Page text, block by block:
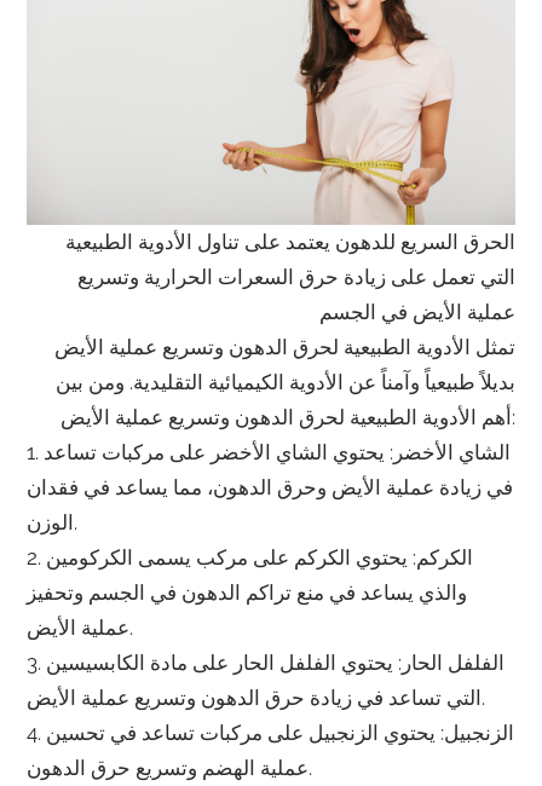
الحرق السريع للدهون يعتمد على تناول الأدوية الطبيعية
التي تعمل على زيادة حرق السعرات الحرارية وتسريع
عملية الأيض في الجسم
تمثل الأدوية الطبيعية لحرق الدهون وتسريع عملية الأيض
بديلاً طبيعياً وآمناً عن الأدوية الكيميائية التقليدية. ومن بين
أهم الأدوية الطبيعية لحرق الدهون وتسريع عملية الأيض:
1. الشاي الأخضر: يحتوي الشاي الأخضر على مركبات تساعد
في زيادة عملية الأيض وحرق الدهون، مما يساعد في فقدان
الوزن.
2. الكركم: يحتوي الكركم على مركب يسمى الكركومين
والذي يساعد في منع تراكم الدهون في الجسم وتحفيز
عملية الأيض.
3. الفلفل الحار: يحتوي الفلفل الحار على مادة الكابسيسين
التي تساعد في زيادة حرق الدهون وتسريع عملية الأيض.
4. الزنجبيل: يحتوي الزنجبيل على مركبات تساعد في تحسين
عملية الهضم وتسريع حرق الدهون.